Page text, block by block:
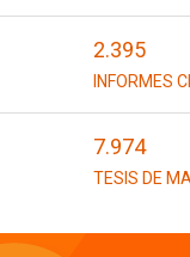
2.395
INFORMES
7.974
TESIS DE